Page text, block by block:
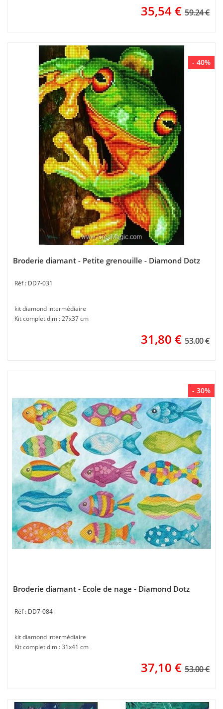
35,54€ 59.24 €
- 40%
Broderie diamant - Petite grenouille - Diamond Dotz
DD7-031
kit diamond intermédiaire
Kit complet dim : 27x37 cm
31,80 € 53.00 €
- 30%
Broderie diamant - Ecole de nage - Diamond Dotz
DD7-084
kit diamond intermédiaire
Kit complet dim : 31x41 cm
37,10 € 53.00 €